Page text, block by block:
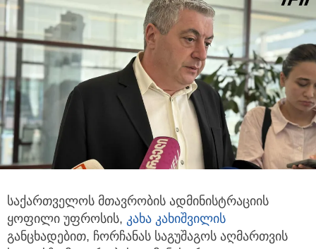
საქართველოს მთავრობის ადმინისტრაციის
ყოფილი უფროსის, კახა კახიშვილის
განცხადებით, ჩორჩანას საგუშაგოს აღმართვის